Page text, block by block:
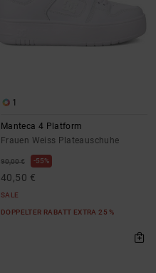
1
Manteca 4 Platform
Frauen Weiss Plateauschuhe
90,00 € 55%
40,50 €
SALE
DOPPELTER RABATT EXTRA 25 %